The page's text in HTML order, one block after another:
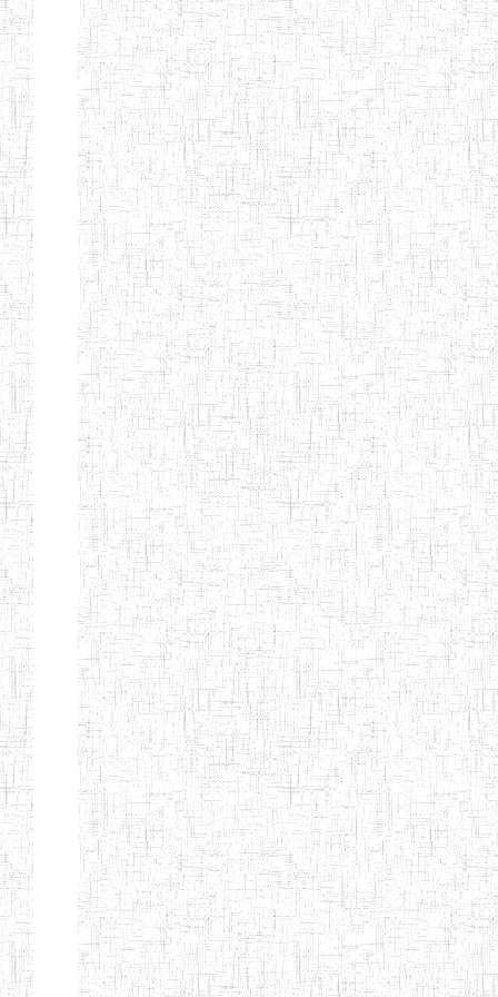
Afficher Page 11 sur 13 Total: 307
Début Préc. 4 5 6 7 8
9
13
Suivant Fin
GAROUA
ENBIEG DE
GAROUA
01/01/1975 ENIEG
ENIEG DE
PITOA
01/01/1995 ENIEG
ENIEG DE
TCHOLLIRE
22/10/2002 ENIEG
ENIEG DE POLI 17/08/2012 ENIEG
ENIEG DE
GUIDER
10/09/2001 ENIEG
GTTC
FUNDONG
17/07/2001 ENIEG
Etablissements
d'enseignement